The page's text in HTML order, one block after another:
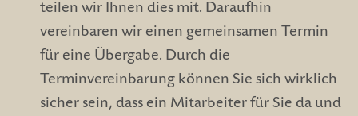
teilen wir Ihnen dies mit. Daraufhin
vereinbaren wir einen gemeinsamen Termin
für eine Übergabe. Durch die
Terminvereinbarung können Sie sich wirklich
sicher sein, dass ein Mitarbeiter für Sie da und